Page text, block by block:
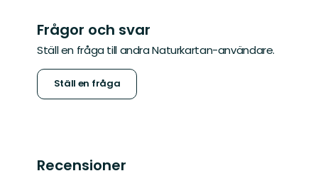
Frågor och svar
Ställ en fråga till andra Naturkartan-användare.
Ställ en fråga
Recensioner